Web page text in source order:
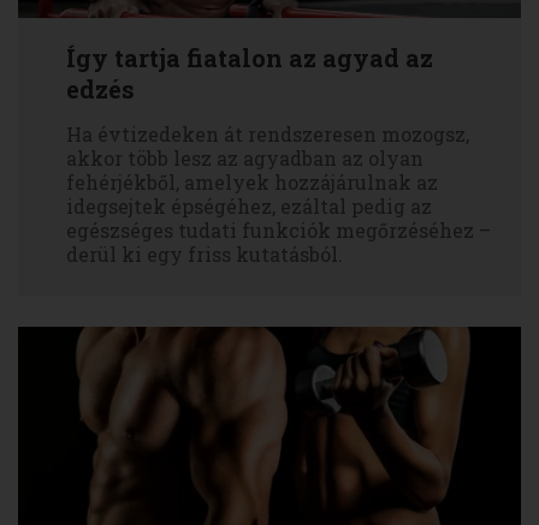
Így tartja fiatalon az agyad az
edzés
Ha évtizedeken át rendszeresen mozogsz,
akkor több lesz az agyadban az olyan
fehérjékből, amelyek hozzájárulnak az
idegsejtek épségéhez, ezáltal pedig az
egészséges tudati funkciók megőrzéséhez –
derül ki egy friss kutatásból.